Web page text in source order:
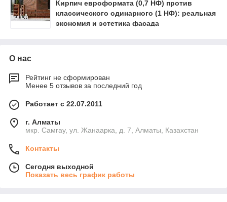
Кирпич евроформата (0,7 НФ) против
классического одинарного (1 НФ): реальная
экономия и эстетика фасада
О нас
Рейтинг не сформирован
Менее 5 отзывов за последний год
Работает с 22.07.2011
г. Алматы
мкр. Самгау, ул. Жанаарка, д. 7, Алматы, Казахстан
Контакты
Сегодня выходной
Показать весь график работы